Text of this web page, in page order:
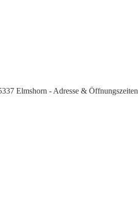
Elmshorn - Adresse & Öffnungszeiten